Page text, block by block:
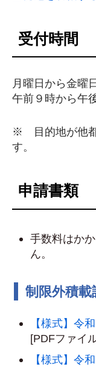
受付時間
月曜日から金曜
午前９時から午
※ 目的地が他都
す。
申請書類
手数料はか
制限外積
【様式】令
[PDFファイ
【様式】令